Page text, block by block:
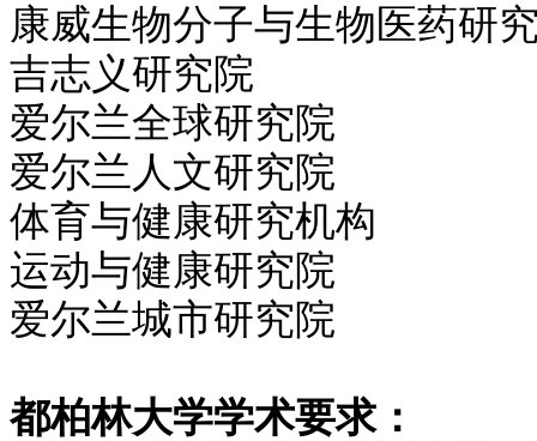
康威生物分子与生物医药研
吉志义研究院
爱尔兰全球研究院
爱尔兰人文研究院
体育与健康研究机构
运动与健康研究院
爱尔兰城市研究院
都柏林大学学术要求：